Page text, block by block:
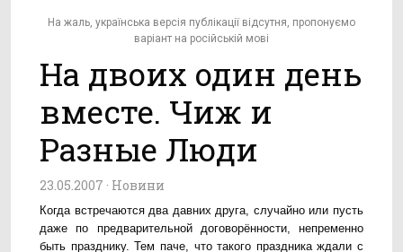
На жаль, українська версія публікації відсутня, пропонуємо
варіант на російській мові
На двоих один день
вместе. Чиж и
Разные Люди
23.05.2007 · Новини
Когда встречаются два давних друга, случайно или пусть
даже по предварительной договорённости, непременно
быть празднику. Тем паче, что такого праздника ждали с